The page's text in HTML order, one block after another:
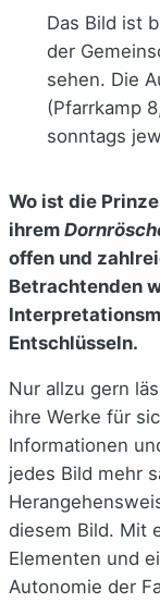
Das Bild ist
der
sehen. Die
(Pfarrkamp
sonntags
Wo ist die
ihrem
offen und
Betrachtenden
Entschlüsseln.
Nur allzu gern
ihre Werke für
Informationen
jedes Bild mehr
diesem Bild. Mit
Elementen und
Autonomie der